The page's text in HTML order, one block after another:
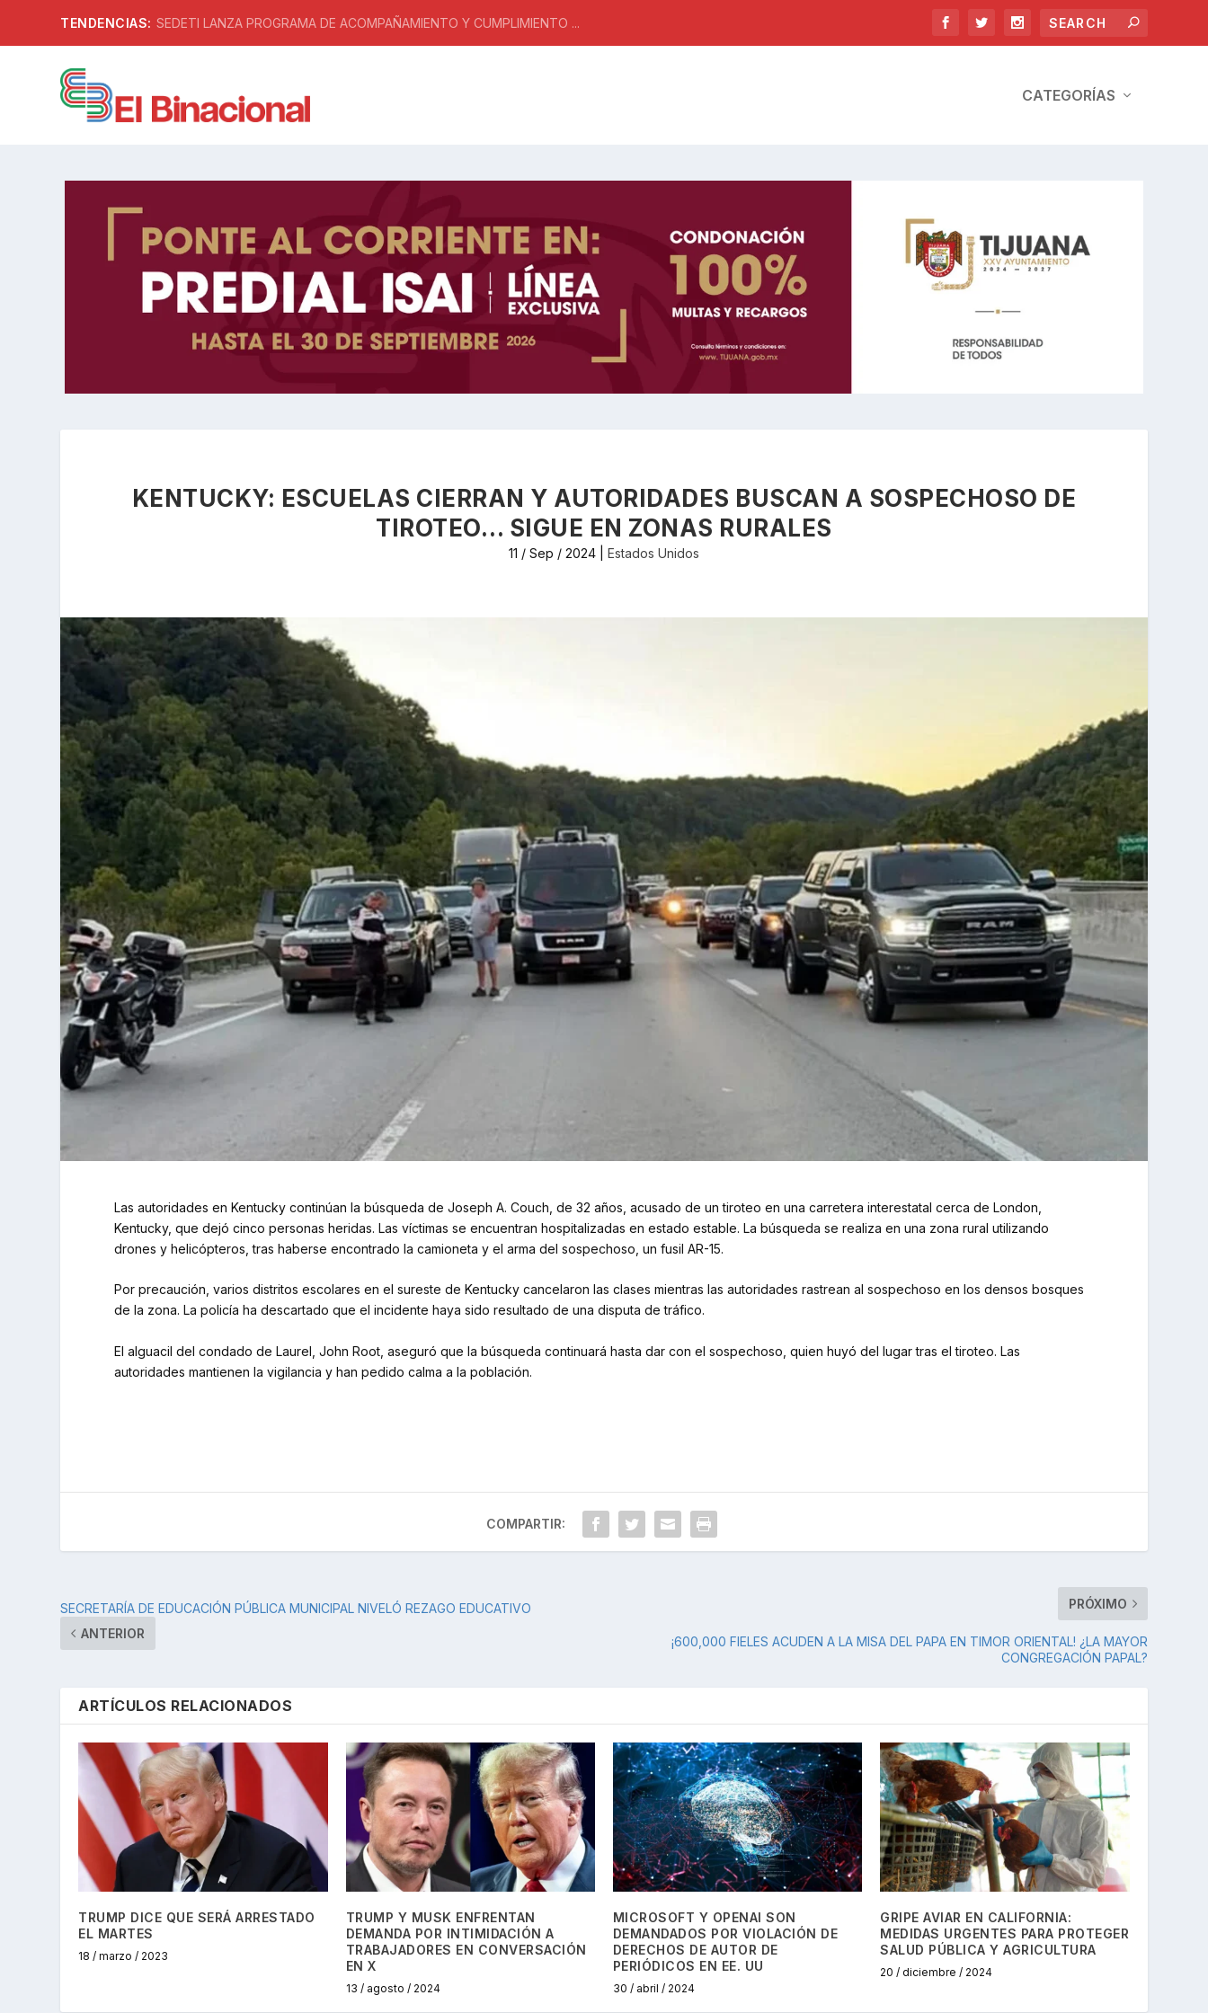
TENDENCIAS: SEDETI LANZA PROGRAMA DE ACOMPAÑAMIENTO Y CUMPLIMIENTO ...
CATEGORÍAS
KENTUCKY: ESCUELAS CIERRAN Y AUTORIDADES BUSCAN A SOSPECHOSO DE
TIROTEO… SIGUE EN ZONAS RURALES
11 / Sep / 2024 Estados Unidos
Las autoridades en Kentucky continúan la búsqueda de Joseph A. Couch, de 32 años, acusado de un tiroteo en una carretera interestatal cerca de London,
Kentucky, que dejó cinco personas heridas. Las víctimas se encuentran hospitalizadas en estado estable. La búsqueda se realiza en una zona rural utilizando
drones y helicópteros, tras haberse encontrado la camioneta y el arma del sospechoso, un fusil AR-15.
Por precaución, varios distritos escolares en el sureste de Kentucky cancelaron las clases mientras las autoridades rastrean al sospechoso en los densos bosques
de la zona. La policía ha descartado que el incidente haya sido resultado de una disputa de tráfico.
El alguacil del condado de Laurel, John Root, aseguró que la búsqueda continuará hasta dar con el sospechoso, quien huyó del lugar tras el tiroteo. Las
autoridades mantienen la vigilancia y han pedido calma a la población.
COMPARTIR:
SECRETARÍA DE EDUCACIÓN PÚBLICA MUNICIPAL NIVELÓ REZAGO EDUCATIVO
ANTERIOR
PRÓXIMO
¡600,000 FIELES ACUDEN A LA MISA DEL PAPA EN TIMOR ORIENTAL! ¿LA MAYOR
CONGREGACIÓN PAPAL?
ARTÍCULOS RELACIONADOS
TRUMP DICE QUE SERÁ ARRESTADO
EL MARTES
18 / marzo / 2023
TRUMP Y MUSK ENFRENTAN
DEMANDA POR INTIMIDACIÓN A
TRABAJADORES EN CONVERSACIÓN
EN X
13 / agosto / 2024
MICROSOFT Y OPENAI SON
DEMANDADOS POR VIOLACIÓN DE
DERECHOS DE AUTOR DE
PERIÓDICOS EN EE. UU
30 / abril / 2024
GRIPE AVIAR EN CALIFORNIA:
MEDIDAS URGENTES PARA PROTEGER
SALUD PÚBLICA Y AGRICULTURA
20 / diciembre / 2024